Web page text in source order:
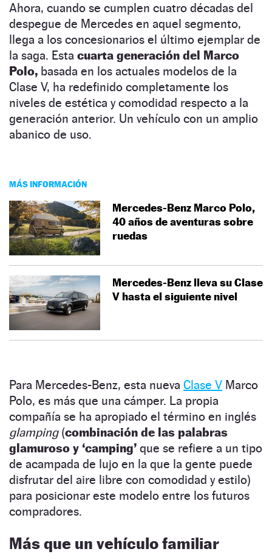
Ahora, cuando se cumplen cuatro décadas del
despegue de Mercedes en aquel segmento,
llega a los concesionarios el último ejemplar de
la saga. Esta cuarta generación del Marco
Polo, basada en los actuales modelos de la
Clase V, ha redefinido completamente los
niveles de estética y comodidad respecto a la
generación anterior. Un vehículo con un amplio
abanico de uso.
MÁS INFORMACIÓN
Mercedes-Benz Marco Polo,
40 años de aventuras sobre
ruedas
Mercedes-Benz lleva su Clase
V hasta el siguiente nivel
Para Mercedes-Benz, esta nueva Clase V Marco
Polo, es más que una cámper. La propia
compañía se ha apropiado el término en inglés
glamping(combinación de las palabras
glamuroso y ‘camping’ que se refiere a un tipo
de acampada de lujo en la que la gente puede
disfrutar del aire libre con comodidad y estilo)
para posicionar este modelo entre los futuros
compradores.
Más que un vehículo familiar